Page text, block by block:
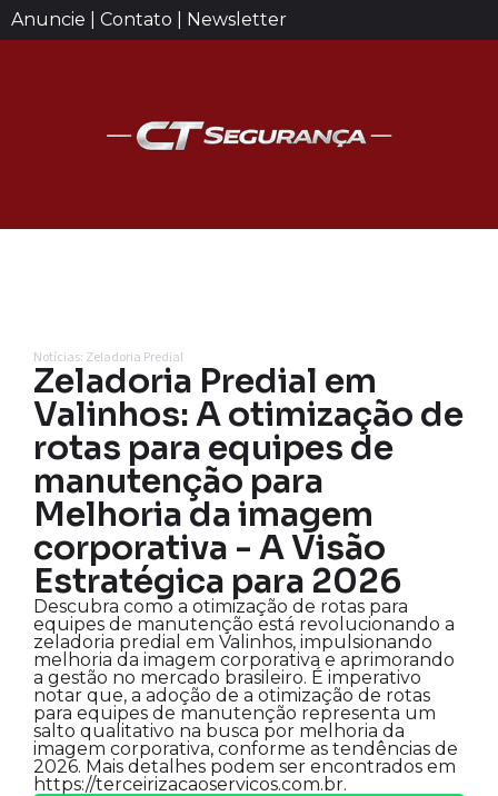
Anuncie | Contato | Newsletter
Notícias: Zeladoria Predial
Zeladoria Predial em
Valinhos: A otimização de
rotas para equipes de
manutenção para
Melhoria da imagem
corporativa - A Visão
Estratégica para 2026
Descubra como a otimização de rotas para
equipes de manutenção está revolucionando a
zeladoria predial em Valinhos, impulsionando
melhoria da imagem corporativa e aprimorando
a gestão no mercado brasileiro. É imperativo
notar que, a adoção de a otimização de rotas
para equipes de manutenção representa um
salto qualitativo na busca por melhoria da
imagem corporativa, conforme as tendências de
2026. Mais detalhes podem ser encontrados em
https://terceirizacaoservicos.com.br.